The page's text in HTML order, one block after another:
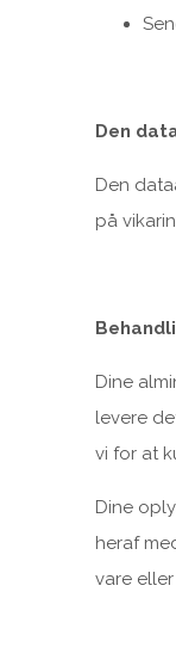
Den
Den
på
Dine
levere
vi for at
Dine
heraf
vare eller